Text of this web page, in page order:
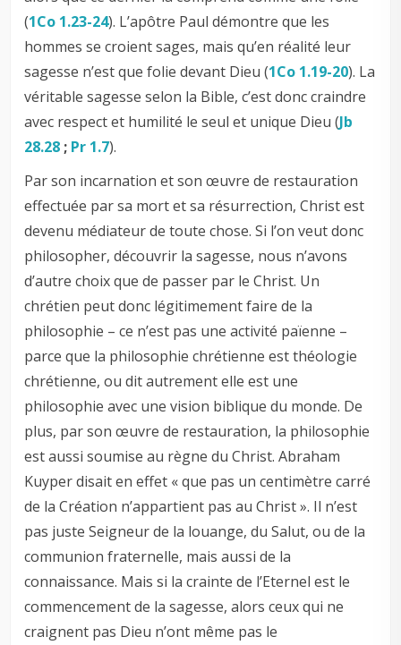
(1Co 1.23-24). L’apôtre Paul démontre que les
hommes se croient sages, mais qu’en réalité leur
sagesse n’est que folie devant Dieu (1Co 1.19-20). La
véritable sagesse selon la Bible, c’est donc craindre
avec respect et humilité le seul et unique Dieu (Jb
28.28 ; Pr 1.7).
Par son incarnation et son œuvre de restauration
effectuée par sa mort et sa résurrection, Christ est
devenu médiateur de toute chose. Si l’on veut donc
philosopher, découvrir la sagesse, nous n’avons
d’autre choix que de passer par le Christ. Un
chrétien peut donc légitimement faire de la
philosophie – ce n’est pas une activité païenne –
parce que la philosophie chrétienne est théologie
chrétienne, ou dit autrement elle est une
philosophie avec une vision biblique du monde. De
plus, par son œuvre de restauration, la philosophie
est aussi soumise au règne du Christ. Abraham
Kuyper disait en effet « que pas un centimètre carré
de la Création n’appartient pas au Christ ». Il n’est
pas juste Seigneur de la louange, du Salut, ou de la
communion fraternelle, mais aussi de la
connaissance. Mais si la crainte de l’Eternel est le
commencement de la sagesse, alors ceux qui ne
craignent pas Dieu n’ont même pas le